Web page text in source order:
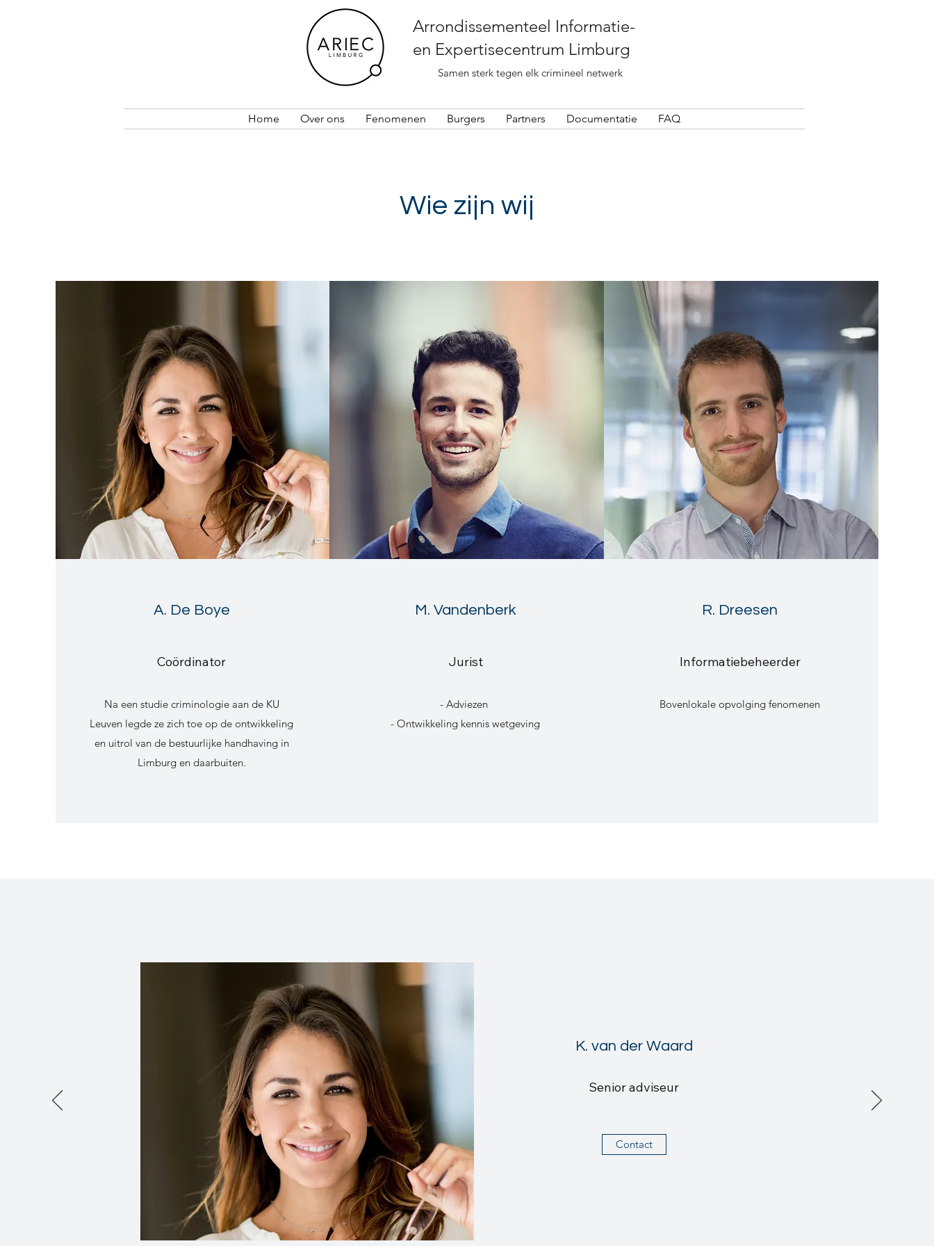
Arrondissementeel Informatie-
en Expertisecentrum Limburg
Samen sterk tegen elk crimineel netwerk
Home Over ons Fenomenen Burgers Partners Documentatie FAQ
Wie zijn wij
A. De Boye
Coördinator
Na een studie criminologie aan de KU
Leuven legde ze zich toe op de ontwikkeling
en uitrol van de bestuurlijke handhaving in
Limburg en daarbuiten.
M. Vandenberk
Jurist
- Adviezen
- Ontwikkeling kennis wetgeving
R. Dreesen
Informatiebeheerder
Bovenlokale opvolging fenomenen
K. van der Waard
Senior adviseur
Contact